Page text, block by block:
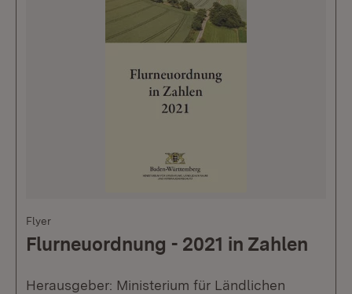
Flyer
Flurneuordnung - 2021 in Zahlen
Herausgeber: Ministerium für Ländlichen